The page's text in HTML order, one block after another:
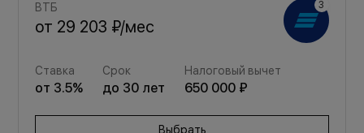
от34 109 ₽ /мес
от3.5% до30 650 000 ₽
Выбрать
ВТБ
от 29 203 ₽/мес
Ставка
от 3.5%
Срок
до 30 лет
Налоговый вычет
650 000 ₽
Выбрать